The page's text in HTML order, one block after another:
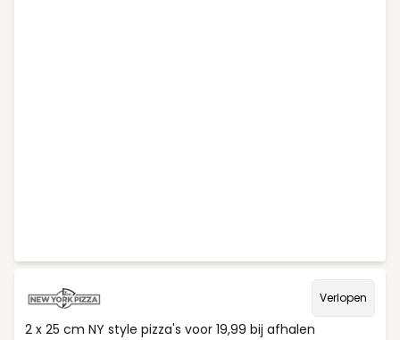
Verlopen
2 x 25 cm NY style pizza's voor 19,99 bij afhalen